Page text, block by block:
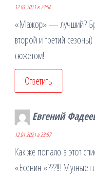
12.01.2021 в 23:56
«Мажор» — лучший?
второй и третий
сюжетом!
Ответить
Евгений
12.01.2021 в 23:57
Как же попало в этот
«Есенин «???!!! Мутные